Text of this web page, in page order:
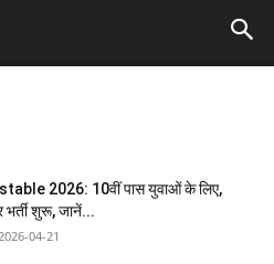
2026: 10वीं पास युवाओं के लिए,
भर्ती शुरू, जानें...
04-21